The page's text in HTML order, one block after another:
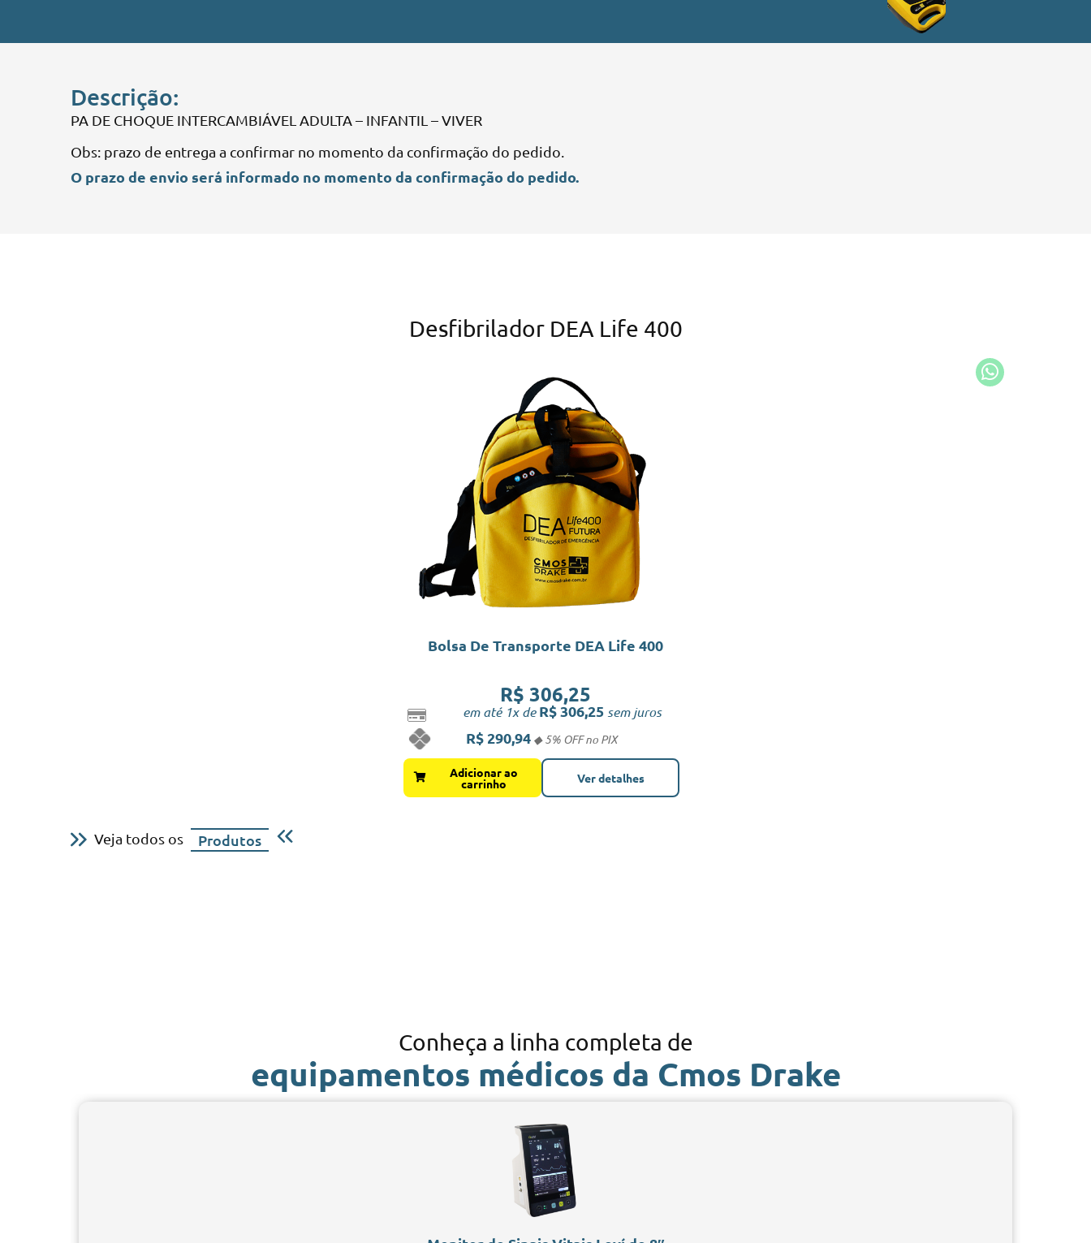
Descrição:
PA DE CHOQUE INTERCAMBIÁVEL ADULTA – INFANTIL – VIVER
Obs: prazo de entrega a confirmar no momento da confirmação do pedido.
O prazo de envio será informado no momento da confirmação do pedido.
Desfibrilador DEA Life 400
Bolsa De Transporte DEA Life 400
R$ 306,25
em até 1x deR$306,25sem juros
R$290,94
Adicionar ao
carrinho Ver detalhes
Veja todos os Produtos
Conheça a linha completa de
equipamentos médicos da Cmos Drake